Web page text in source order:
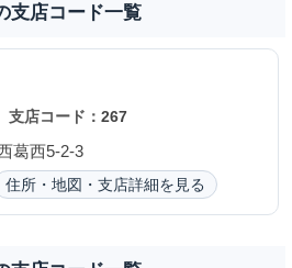
支店コード一覧
支店コード：267
葛西5-2-3
住所・地図・支店詳細を見る